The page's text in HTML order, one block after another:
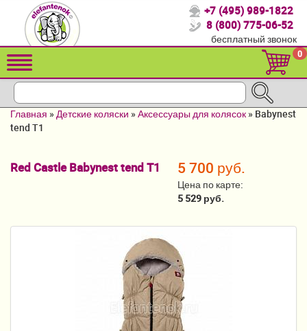
Спасибо, что выбрали нас!
Распродажа!
Детские коляски
Кроватки для новорожденных
Постельные принадлежности
+7 (495) 989-1822
8 (800) 775-06-52
бесплатный звонок
0
Главная »Детские коляски »Аксессуары для колясок » Babynest
tend T1
Red Castle Babynest tend T1 5 700 руб.
Цена по карте:
5 529 руб.